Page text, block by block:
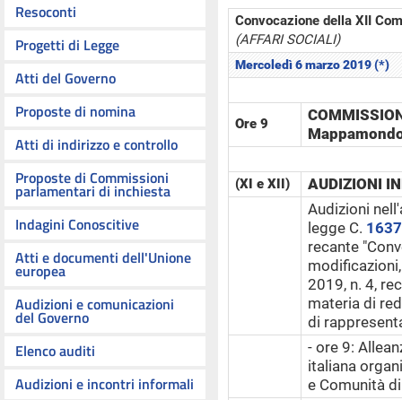
Resoconti
Progetti di Legge
Atti del Governo
Proposte di nomina
Atti di indirizzo e controllo
Proposte di Commissioni
parlamentari di inchiesta
Indagini Conoscitive
Atti e documenti dell'Unione
europea
Audizioni e comunicazioni
del Governo
Elenco auditi
Audizioni e incontri informali
Convocazione della XII
(AFFARI SOCIALI)
Mercoledì 6 marzo 2019 (*)
Ore 9
(XI e XII)
AUDIZIONI
Audizioni
legge C. 1637
recante
2019, n. 4,
materia di
di
- ore 9:
italiana
e Comunità